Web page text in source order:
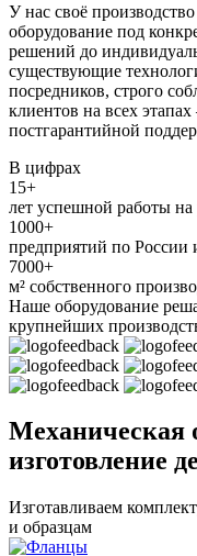
У нас своё
оборудование под
решений до
существующие
посредников, строго
клиентов на всех
постгарантийной
В цифрах
15+
лет успешной работы
1000+
предприятий по России
7000+
м² собственного
Наше оборудование
крупнейших
Механическая
изготовление
Изготавливаем
и образцам